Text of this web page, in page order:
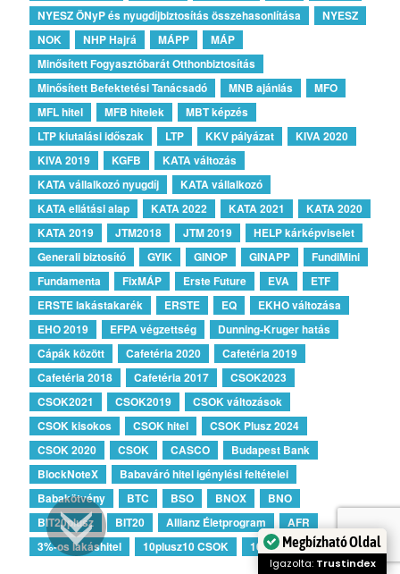
NYESZ ÖNyP és nyugdíjbiztosítás összehasonlítása
NYESZ
NOK
NHP Hajrá MÁPP
MÁP
Minősített Fogyasztóbarát Otthonbiztosítás
Minősített Befektetési Tanácsadó
MNB ajánlás
MFO
MFL hitel
MFB hitelek
MBT képzés
LTP kiutalási időszak
LTP KKV pályázat
KIVA 2020
KIVA 2019
KGFB
KATA változás
KATA vállalkozó nyugdíj
KATA vállalkozó
KATA ellátási alap
KATA 2022 KATA 2021
KATA 2020
KATA 2019
JTM2018 JTM 2019
HELP kárképviselet
Generali biztosító
GYIK GINOP GINAPP
FundiMini
Fundamenta
FixMÁP Erste Future EVA
ETF
ERSTE lakástakarék
ERSTE EQ
EKHO változása
EHO 2019
EFPA végzettség
Dunning-Kruger hatás
Cápák között
Cafetéria 2020
Cafetéria 2019
Cafetéria 2018
Cafetéria 2017
CSOK2023
CSOK2021
CSOK2019
CSOK változások
CSOK kisokos
CSOK hitel
CSOK Plusz 2024
CSOK 2020
CSOK CASCO
Budapest Bank
BlockNoteX
Babaváró hitel igénylési feltételei
Babakötvény
BTC BSO BNOX
BNO
BIT20plusz
BIT20 Allianz Életprogram
AFR
3%-os lakáshitel
10plusz10 CSOK 10plus15 CSOK
Megbízható Oldal
Igazolta: Trustindex